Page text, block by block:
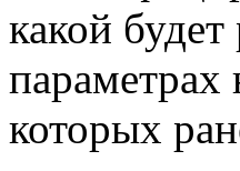
какой
параметрах
которых